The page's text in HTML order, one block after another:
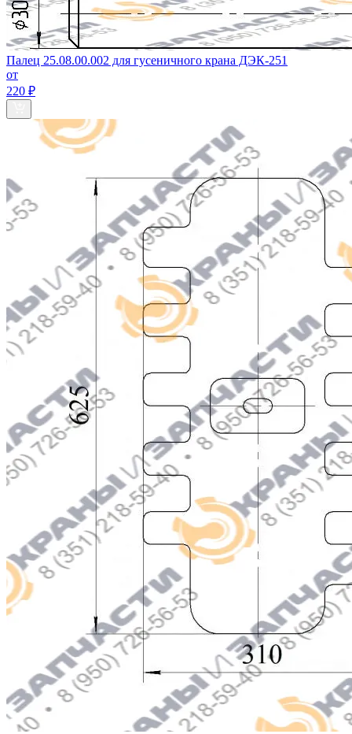
Палец 25.08.00.002 для гусеничного крана ДЭК-251
от
220 ₽